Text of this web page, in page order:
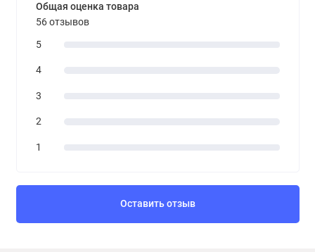
Общая оценка товара
56 отзывов
5
4
3
2
1
Оставить отзыв